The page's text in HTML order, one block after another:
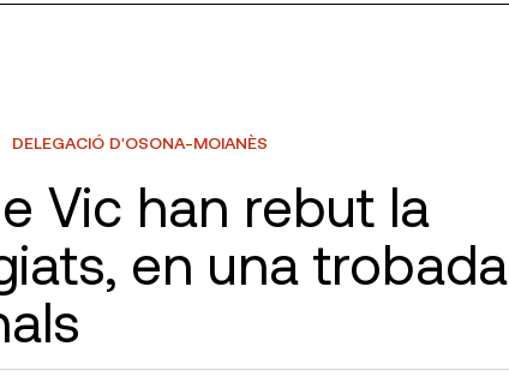
DELEGACIÓ D'OSONA-MOIANÈS
Vic han rebut la
en una trobada